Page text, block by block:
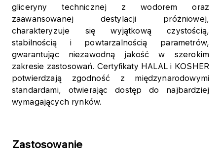
gliceryny technicznej z wodorem oraz
zaawansowanej destylacji próżniowej,
charakteryzuje się wyjątkową czystością,
stabilnością i powtarzalnością parametrów,
gwarantując niezawodną jakość w szerokim
zakresie zastosowań. Certyfikaty HALAL i KOSHER
potwierdzają zgodność z międzynarodowymi
standardami, otwierając dostęp do najbardziej
wymagających rynków.
Zastosowanie